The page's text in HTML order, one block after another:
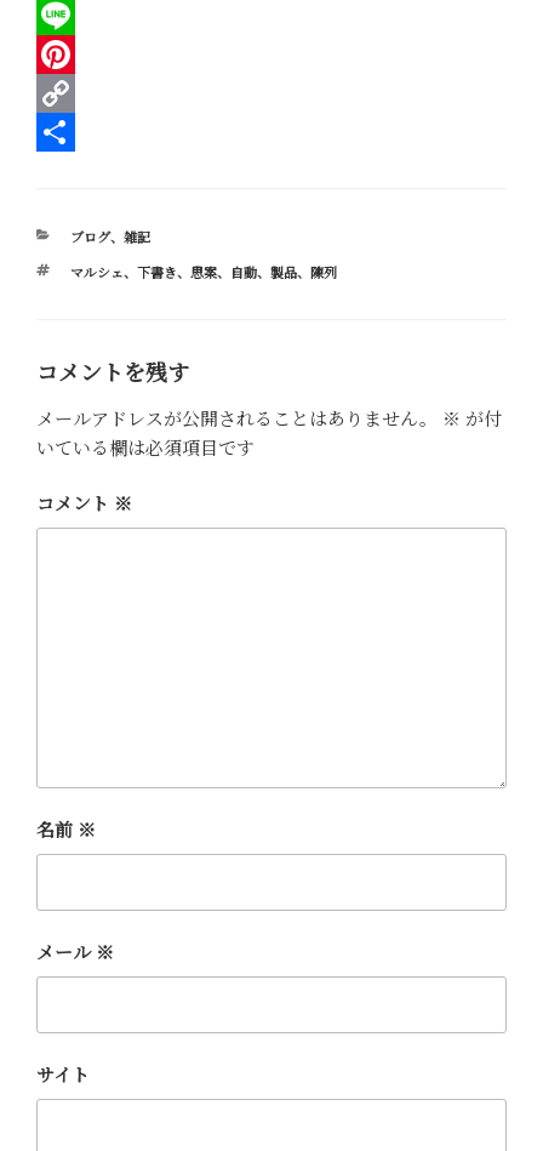
a
c
e
b
k
T
w
r
L
n
P
e
s
C
y
n
カ
ゴ
ブログ、 雑記
タ
マルシェ、 下書き、 思案、 自動、 製品、 陳列
コメントを残す
メールアドレスが公開されることはありません。 ※ が付
いている欄は必須項目です
コメント ※
名前 ※
メール ※
サイト